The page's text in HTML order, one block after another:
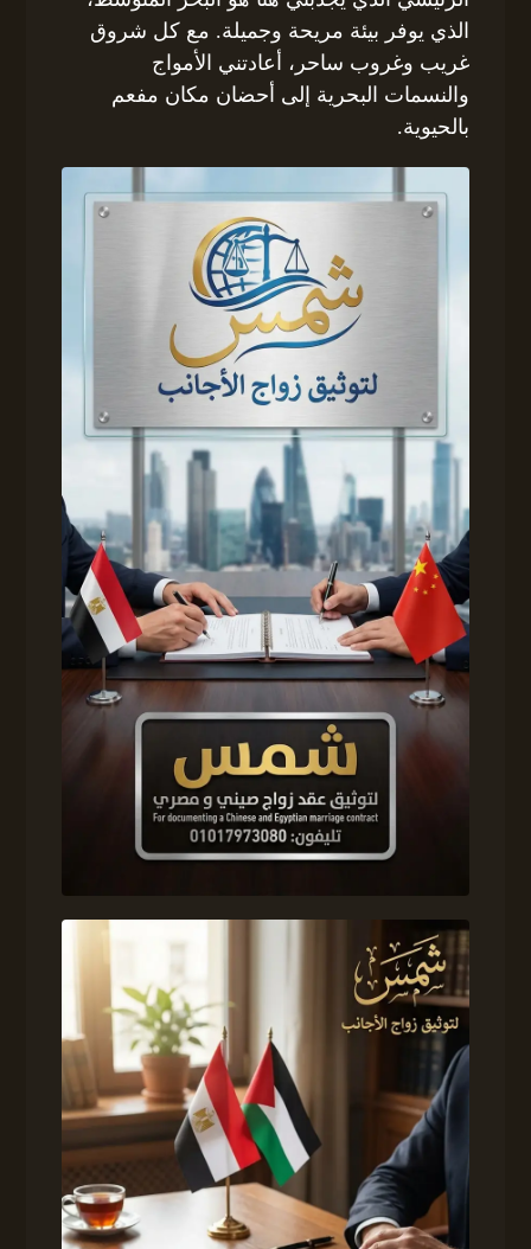
الذي يوفر بيئة مريحة وجميلة. مع كل شروق
غريب وغروب ساحر، أعادتني الأمواج
والنسمات البحرية إلى أحضان مكان مفعم
بالحيوية.